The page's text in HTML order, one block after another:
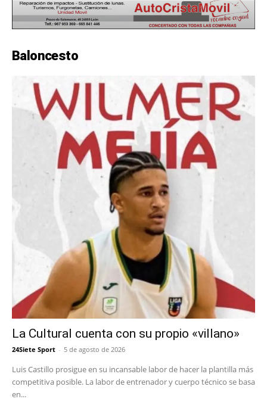
Baloncesto
La Cultural cuenta con su propio «villano»
24Siete Sport - 5 de agosto de 2026
Luis Castillo prosigue en su incansable labor de hacer la plantilla más
competitiva posible. La labor de entrenador y cuerpo técnico se basa
en...